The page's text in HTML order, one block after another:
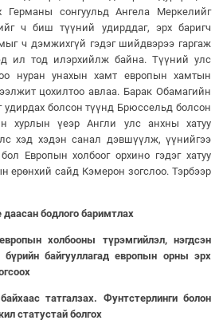
Германы сонгуульд Ангела Меркелийг
ч биш түүний удирддаг, эрх баригч
ч дэмжихгүй гэдэг шийдвэрээ гаргаж
ил тод илэрхийлж байна. Түүний улс
нуран унахын хамт европын хамтын
цохилтоо авлаа. Барак Обамагийн
удирдах болсон түүнд Брюссельд болсон
хурлын үеэр Англи улс анхны хатуу
хэд хэдэн санал дэвшүүлж, үүнийгээ
Европын холбоог орхино гэдэг хатуу
ерөнхий сайд Кэмерон зогслоо. Тэрбээр
даасан бодлого баримтлах
европын холбооны түрэмгийлэл, нэгдсэн
бүрийн байгууллагад европын орны эрх
байхаас татгалзах. Фунтстерлинги болон
статустай болгох